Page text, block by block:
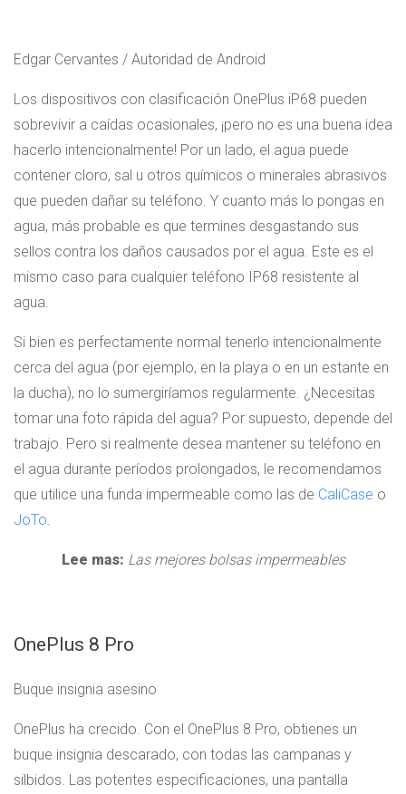
Edgar Cervantes / Autoridad de Android
Los dispositivos con clasificación OnePlus iP68 pueden
sobrevivir a caídas ocasionales, ¡pero no es una buena idea
hacerlo intencionalmente! Por un lado, el agua puede
contener cloro, sal u otros químicos o minerales abrasivos
que pueden dañar su teléfono. Y cuanto más lo pongas en
agua, más probable es que termines desgastando sus
sellos contra los daños causados ​​por el agua. Este es el
mismo caso para cualquier teléfono IP68 resistente al
agua.
Si bien es perfectamente normal tenerlo intencionalmente
cerca del agua (por ejemplo, en la playa o en un estante en
la ducha), no lo sumergiríamos regularmente. ¿Necesitas
tomar una foto rápida del agua? Por supuesto, depende del
trabajo. Pero si realmente desea mantener su teléfono en
el agua durante períodos prolongados, le recomendamos
que utilice una funda impermeable como las de CaliCase o
JoTo.
Lee mas: Las mejores bolsas impermeables
OnePlus 8 Pro
Buque insignia asesino
OnePlus ha crecido. Con el OnePlus 8 Pro, obtienes un
buque insignia descarado, con todas las campanas y
silbidos. Las potentes especificaciones, una pantalla